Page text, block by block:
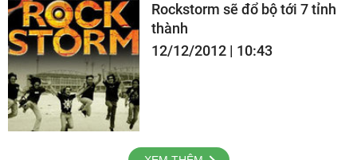
Rockstorm sẽ đổ bộ tới 7 tỉnh
thành
12/12/2012 | 10:43